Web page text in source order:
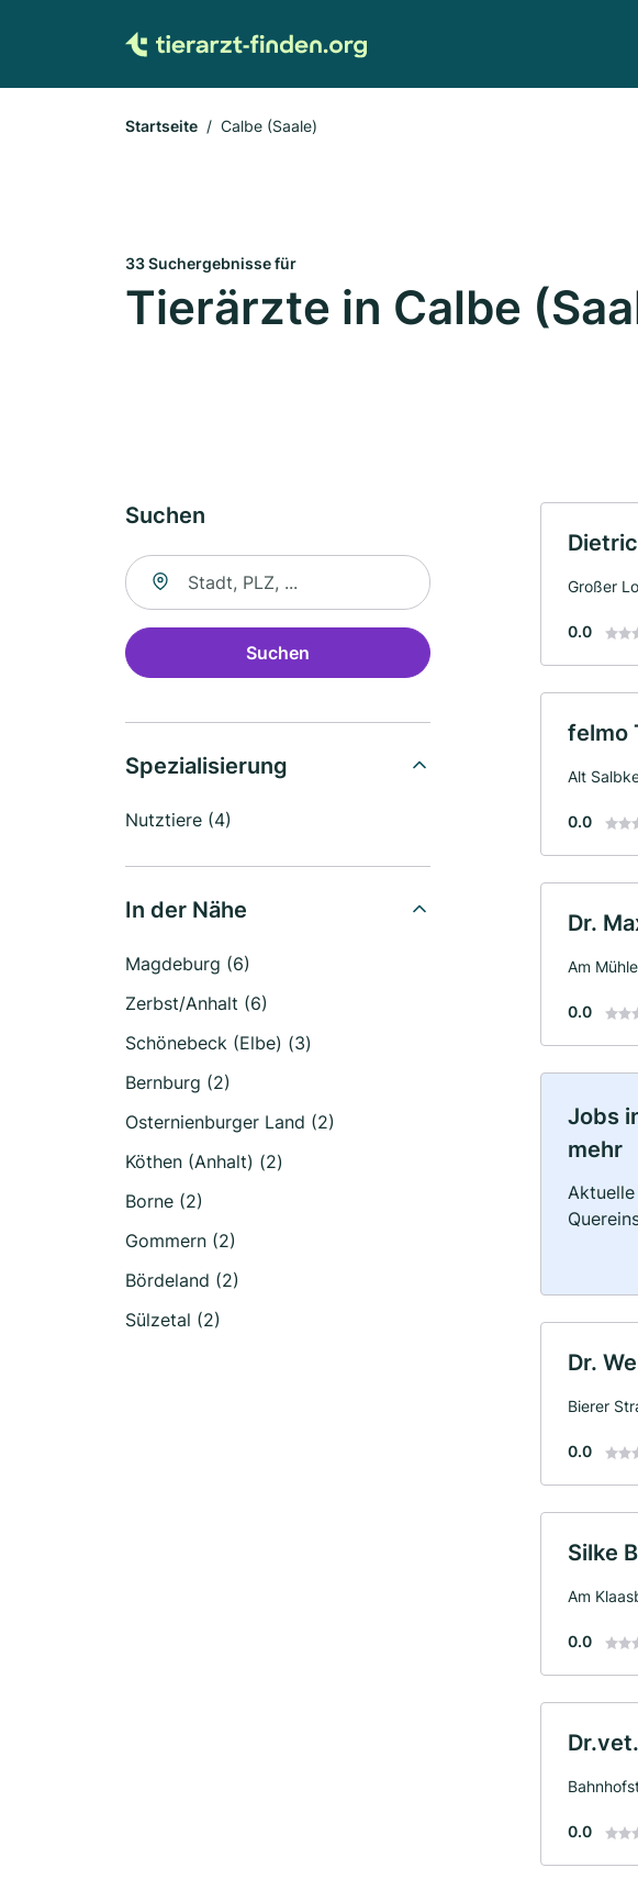
Startseite Calbe (Saale)
33 Suchergebnisse für
Tierärzte in Calbe
Suchen
Suche nach Ort
Suchen
Spezialisierung
Nutztiere (4)
In der Nähe
Magdeburg (6)
Zerbst/Anhalt (6)
Schönebeck (Elbe) (3)
Bernburg (2)
Osternienburger Land (2)
Köthen (Anhalt) (2)
Borne (2)
Gommern (2)
Bördeland (2)
Sülzetal (2)
Großer
0.0
felmo
Alt
0.0
Dr.
Am
0.0
Jobs
mehr
Dr.
Bierer
0.0
Silke
Am
0.0
0.0